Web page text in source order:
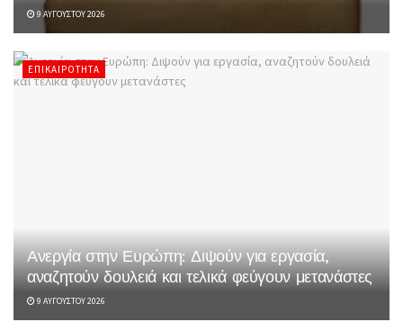
9 ΑΥΓΟΎΣΤΟΥ 2026
ΕΠΙΚΑΙΡΌΤΗΤΑ
Ανεργία στην Ευρώπη: Διψούν για εργασία,
αναζητούν δουλειά και τελικά φεύγουν μετανάστες
9 ΑΥΓΟΎΣΤΟΥ 2026